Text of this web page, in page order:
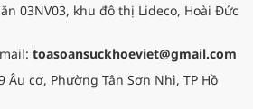
03NV03, khu đô thị Lideco, Hoài Đức
toasoansuckhoeviet@gmail.com
Âu cơ, Phường Tân Sơn Nhì, TP Hồ